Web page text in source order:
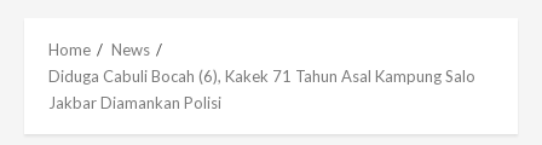
Home
News
Diduga Cabuli Bocah (6), Kakek 71 Tahun Asal Kampung Salo
Jakbar Diamankan Polisi